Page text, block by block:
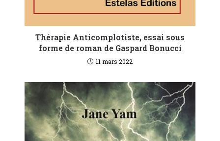
Thérapie Anticomplotiste, essai sous
forme de roman de Gaspard Bonucci
11 mars 2022